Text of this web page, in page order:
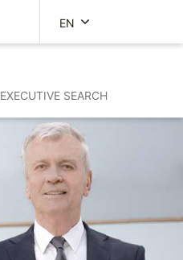
EN
EXECUTIVE SEARCH